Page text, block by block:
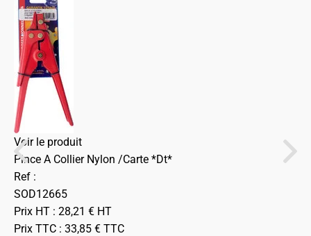
Voir le produit
Pince A Collier Nylon /Carte *Dt*
Ref :
SOD12665
Prix HT : 28,21 € HT
Prix TTC : 33,85 € TTC